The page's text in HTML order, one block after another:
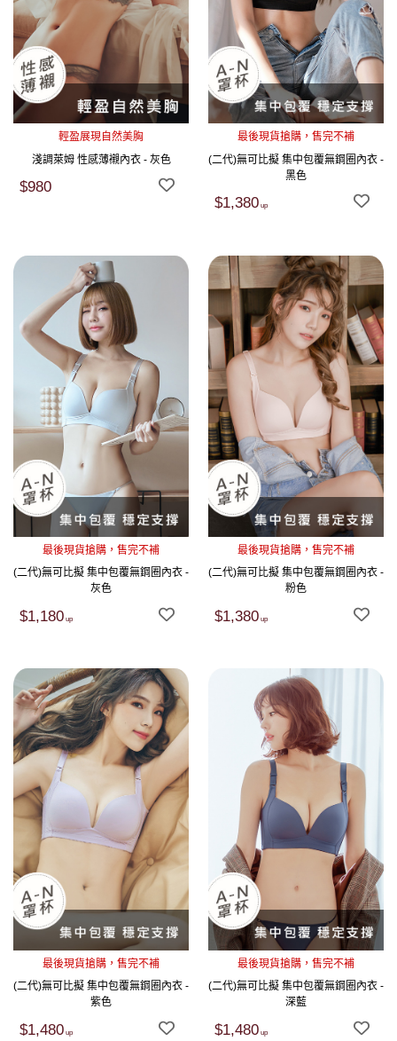
輕盈展現自然美胸
淺調萊姆 性感薄襯內衣 - 灰色
$980
最後現貨搶購，售完不補
(二代)無可比擬 集中包覆無鋼圈內衣 -
黑色
$1,380
最後現貨搶購，售完不補
(二代)無可比擬 集中包覆無鋼圈內衣 -
灰色
$1,180
最後現貨搶購，售完不補
(二代)無可比擬 集中包覆無鋼圈內衣 -
粉色
$1,380
最後現貨搶購，售完不補
(二代)無可比擬 集中包覆無鋼圈內衣 -
紫色
$1,480
最後現貨搶購，售完不補
(二代)無可比擬 集中包覆無鋼圈內衣 -
深藍
$1,480